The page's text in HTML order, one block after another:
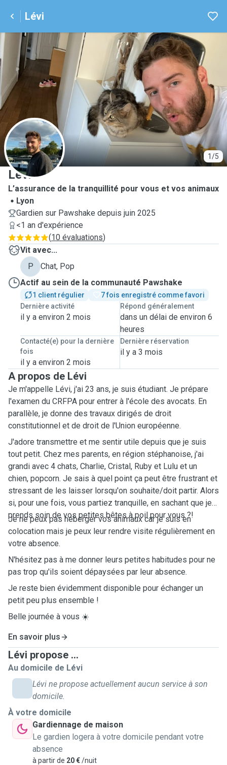
Lévi
1/5
L
Lévi
L’assurance de la tranquillité pour vous et vos animaux
Lyon
Gardien sur Pawshake depuis juin 2025
<1 an d'expérience
(10 évaluations)
Vit avec...
P
Chat, Pop
Actif au sein de la communauté Pawshake
1 client régulier
7 fois enregistré comme favori
Dernière activité
il y a environ 2 mois
Répond généralement
dans un délai de environ 6
heures
Contacté(e) pour la dernière
fois
il y a environ 2 mois
Dernière réservation
il y a 3 mois
A propos de Lévi
Je m'appelle Lévi, j'ai 23 ans, je suis étudiant. Je prépare
l'examen du CRFPA pour entrer à l'école des avocats. En
parallèle, je donne des travaux dirigés de droit
constitutionnel et de droit de l'Union européenne.
J'adore transmettre et me sentir utile depuis que je suis
tout petit. Chez mes parents, en région stéphanoise, j'ai
grandi avec 4 chats, Charlie, Cristal, Ruby et Lulu et un
chien, popcorn. Je sais à quel point ça peut être frustrant et
stressant de les laisser lorsqu'on souhaite/doit partir. Alors
si, pour une fois, vous partiez tranquille, en sachant que je
prends soin de vos petites bêtes à poil pour vous ?!
Je ne peux pas héberger vos animaux car je suis en
colocation mais je peux leur rendre visite régulièrement en
votre absence.
N'hésitez pas à me donner leurs petites habitudes pour ne
pas trop qu'ils soient dépaysées par leur absence.
Je reste bien évidemment disponible pour échanger un
petit peu plus ensemble !
Belle journée à vous ☀️
En savoir plus
Lévi propose ...
Au domicile de Lévi
Lévi ne propose actuellement aucun service à son
domicile.
À votre domicile
Gardiennage de maison
Le gardien logera à votre domicile pendant votre
absence
à partir de 20 €/nuit